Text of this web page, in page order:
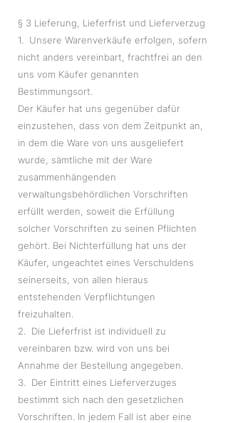
§ 3 Lieferung, Lieferfrist und Lieferverzug
1. Unsere Warenverkäufe erfolgen, sofern
nicht anders vereinbart, frachtfrei an den
uns vom Käufer genannten
Bestimmungsort.
Der Käufer hat uns gegenüber dafür
einzustehen, dass von dem Zeitpunkt an,
in dem die Ware von uns ausgeliefert
wurde, sämtliche mit der Ware
zusammenhängenden
verwaltungsbehördlichen Vorschriften
erfüllt werden, soweit die Erfüllung
solcher Vorschriften zu seinen Pflichten
gehört. Bei Nichterfüllung hat uns der
Käufer, ungeachtet eines Verschuldens
seinerseits, von allen hieraus
entstehenden Verpflichtungen
freizuhalten.
2. Die Lieferfrist ist individuell zu
vereinbaren bzw. wird von uns bei
Annahme der Bestellung angegeben.
3. Der Eintritt eines Lieferverzuges
bestimmt sich nach den gesetzlichen
Vorschriften. In jedem Fall ist aber eine